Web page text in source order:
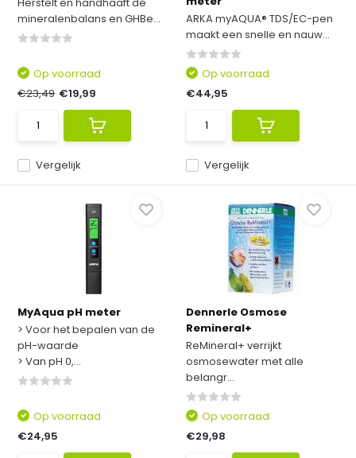
mineralenbalans en GHBe...
Vergelijk
Op voorraad
€23,49 €19,99
ARKA myAQUA® TDS/EC-pen
maakt een snelle en nauw...
Vergelijk
Op voorraad
€44,95
MyAqua pH meter
> Voor het bepalen van de
pH-waarde
> Van pH 0,...
Op voorraad
€24,95
Dennerle Osmose
Remineral+
ReMineral+ verrijkt
osmosewater met alle
belangr...
Op voorraad
€29,98